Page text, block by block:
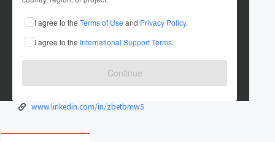
I agree to the Terms of Use and Privacy Policy.
I agree to the International Support Terms.
Continue
在住国：米国
出身国：米国
twitter.com/zbetbmwcom
www.linkedin.com/in/zbetbmw5